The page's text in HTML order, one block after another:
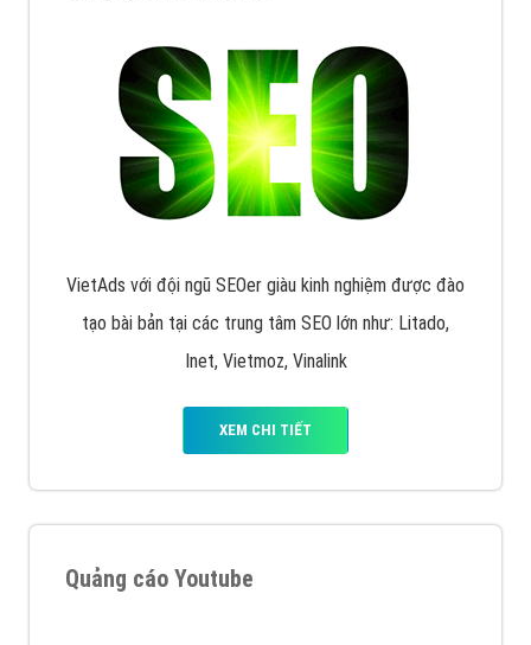
VietAds với đội ngũ SEOer giàu kinh nghiệm được đào
tạo bài bản tại các trung tâm SEO lớn như: Litado,
Inet, Vietmoz, Vinalink
XEM CHI TIẾT
Quảng cáo Youtube